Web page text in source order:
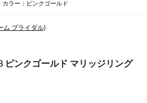
カラー：ピンクゴールド
ム ブライダル)
ピンクゴールド マリッジリング